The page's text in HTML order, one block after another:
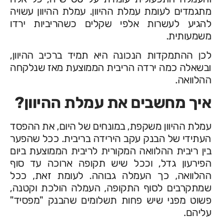
מתגמדים לעומת עמלת ההיוון. עמלת ההיוון עשויה
להגיע לעשרות אלפי שקלים כשהריביות ירדו
משמעותית.
לכן ההתמקדות הנכונה היא תמיד ברכיב ההיוון,
ובשאלה כמה ירדה הריבית הממוצעת מאז שנלקחה
ההלוואה.
איך מחשבים את עמלת ההיוון?
עמלת ההיוון משקפת, במונחים של היום, את ההפסד
העתידי של הבנק עקב הירידה בריבית. ככל שהפער
בין ריבית ההלוואה המקורית לריבית הממוצעת ביום
הפירעון גדל, וככל שיש תקופה ארוכה עד סוף
ההלוואה, כך העמלה גבוהה. לעומת זאת, ככל
שמתקרבים לסוף התקופה, העמלה הולכת וקטנה,
פשוט מפני שיש פחות תשלומים שהבנק "מפסיד"
עליהם.